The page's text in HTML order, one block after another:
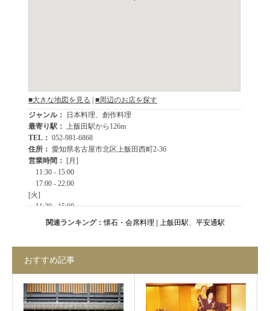
関連ランキング：懐石・会席料理 | 上飯田駅 平安通駅
おすすめ記事